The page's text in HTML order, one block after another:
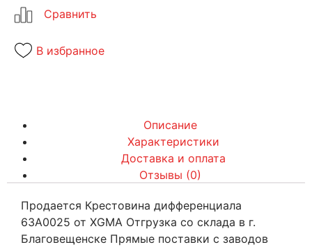
В избранное
Описание
Характеристики
Доставка и оплата
Отзывы (0)
Продается Крестовина дифференциала
63A0025 от XGMA Отгрузка со склада в г.
Благовещенске Прямые поставки с заводов